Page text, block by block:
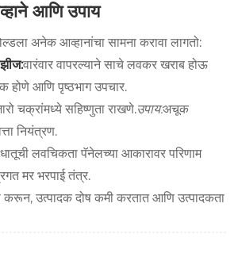
आणि उपाय
अनेक आव्हानांचा सामना करावा लागतो:
वारंवार वापरल्याने साचे लवकर खराब होऊ
होणे आणि पृष्ठभाग उपचार.
चक्रांमध्ये सहिष्णुता राखणे.उपाय:अचूक
नियंत्रण.
धातूची लवचिकता पॅनेलच्या आकारावर परिणाम
मर भरपाई तंत्र.
करून, उत्पादक दोष कमी करतात आणि उत्पादकता